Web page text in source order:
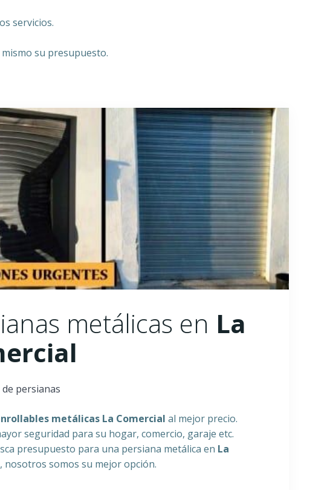
servicios.
su presupuesto.
metálicas en La
persianas
metálicas La Comercial al mejor precio.
seguridad para su hogar, comercio, garaje etc.
presupuesto para una persiana metálica en La
, nosotros somos su mejor opción.